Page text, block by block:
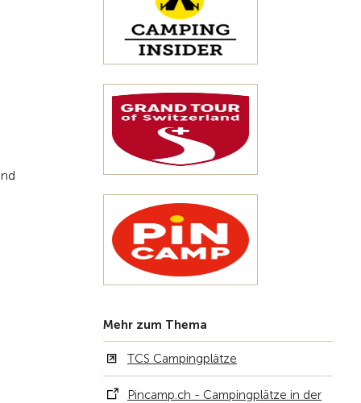
Mehr zum Thema
TCS Campingplätze
Pincamp.ch - Campingplätze in der